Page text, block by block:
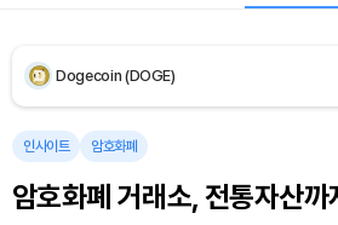
Bitcoin (BTC)
인사이트 암호화폐
암호화폐 거래소, 전통자산